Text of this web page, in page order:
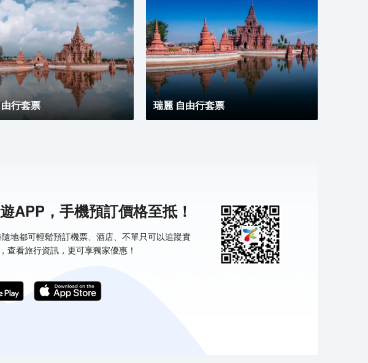
行套票 瑞麗 自由行套票
APP，手機預訂價格至抵！
地都可輕鬆預訂機票、酒店、不單只可以追蹤實
查看旅行資訊，更可享獨家優惠！